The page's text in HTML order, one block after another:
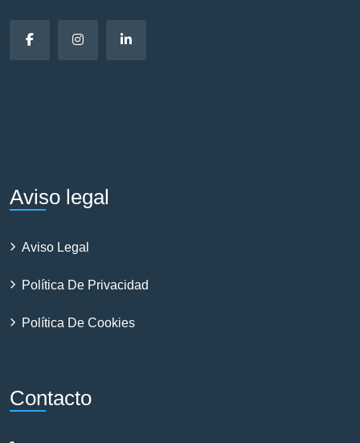
Aviso legal
Aviso Legal
Política De Privacidad
Política De Cookies
Contacto